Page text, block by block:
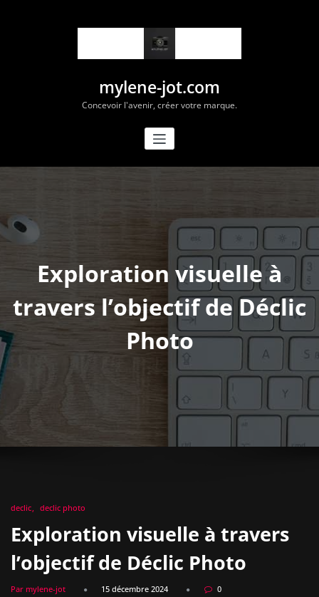
mylene-jot.com
Concevoir l'avenir, créer votre marque.
Exploration visuelle à
travers l’objectif de Déclic
Photo
declic declic photo
Exploration visuelle à travers
l’objectif de Déclic Photo
Par mylene-jot 15 décembre 2024 0